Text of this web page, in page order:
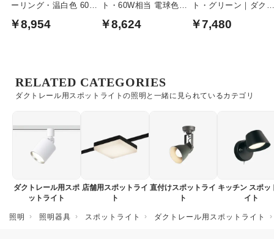
ーリング・温白色 60W
￥8,954
ト・60W相当 電球色 |
￥8,624
ト・グリーン｜ダク
￥7,480
ダクトレール用スポットライトの照明と一緒に見られているカテゴリ
RELATED CATEGORIES
ダクトレール用スポ
ットライト
店舗用スポットライ
ト
直付けスポットライ
ト
キッチン スポッ
イト
照明 照明器具 スポットライト ダクトレール用スポットライト